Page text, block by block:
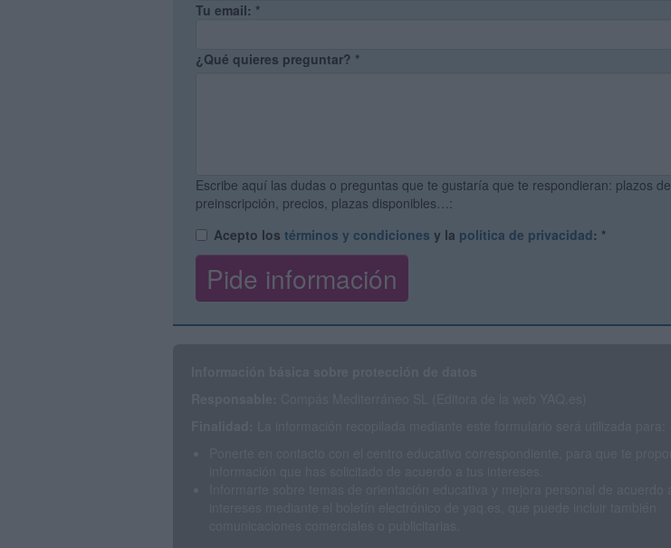
Tu email: *
¿Qué quieres preguntar? *
Escribe aquí las dudas o preguntas que te gustaría que te respondieran: plazos de
preinscripción, precios, plazas disponibles…:
Acepto los términos y condiciones y la política de privacidad: *